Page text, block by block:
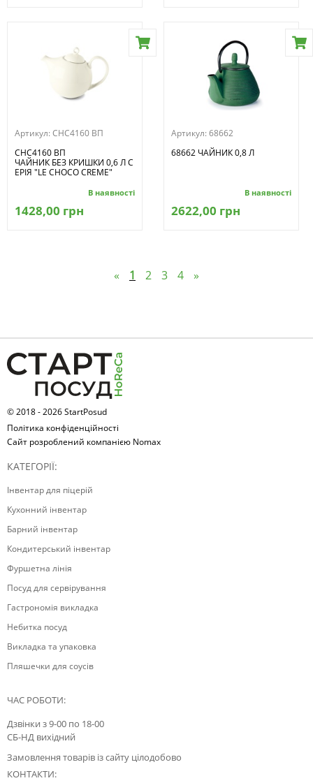
Артикул: CHC4160 ВП
CHC4160 ВП
ЧАЙНИК БЕЗ КРИШКИ 0,6 Л С
ЕРІЯ "LE CHOCO CREME"
В наявності
1428,00 грн
Артикул: 68662
68662 ЧАЙНИК 0,8 Л
В наявності
2622,00 грн
« 1 2 3 4 »
© 2018 - 2026 StartPosud
Політика конфіденційності
Сайт розроблений компанією Nomax
КАТЕГОРІЇ:
Інвентар для піцерій
Кухонний інвентар
Барний інвентар
Кондитерський інвентар
Фуршетна лінія
Посуд для сервірування
Гастрономія викладка
Небитка посуд
Викладка та упаковка
Пляшечки для соусів
ЧАС РОБОТИ:
Дзвінки з 9-00 по 18-00
СБ-НД вихідний
Замовлення товарів із сайту цілодобово
КОНТАКТИ: